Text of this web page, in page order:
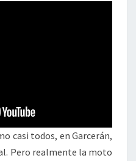
casi todos, en Garcerán,
Pero realmente la moto